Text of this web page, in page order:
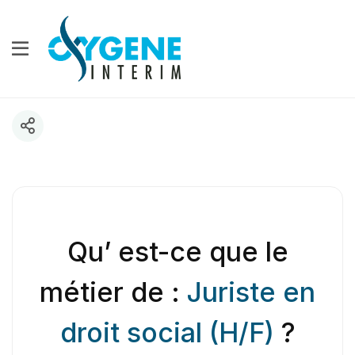
Qu’ est-ce que le
métier de : Juriste en
droit social (H/F) ?